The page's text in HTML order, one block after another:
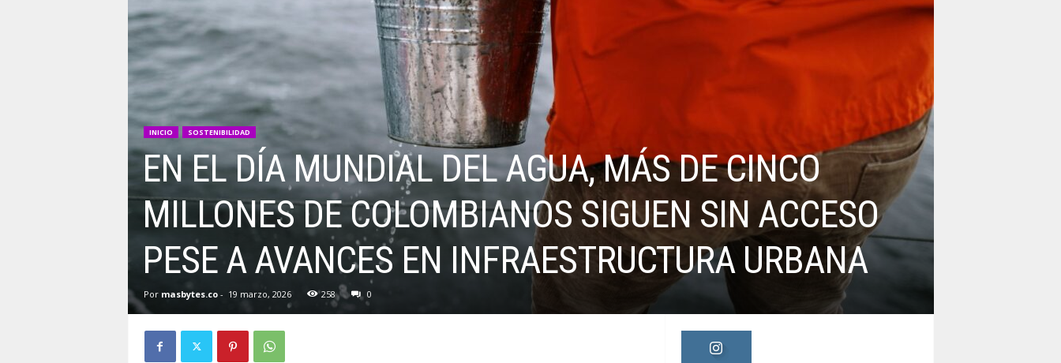
INICIO SOSTENIBILIDAD
EN EL DÍA MUNDIAL DEL AGUA, MÁS DE CINCO
MILLONES DE COLOMBIANOS SIGUEN SIN ACCESO
PESE A AVANCES EN INFRAESTRUCTURA URBANA
Por masbytes.co- 19 marzo, 2026 258 0